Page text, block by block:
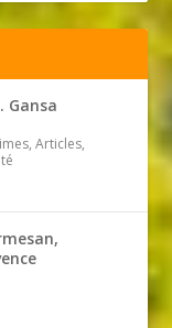
Gansa
Articles,